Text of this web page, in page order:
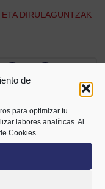
de
para optimizar tu
labores analíticas. Al
Cookies.
DIRULAGUNTZAK